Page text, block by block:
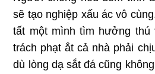
sẽ tạo nghiệp xấu ác vô
tất một mình tìm hưởng thú
trách phạt ắt cả nhà phải
dù lòng dạ sắt đá cũng